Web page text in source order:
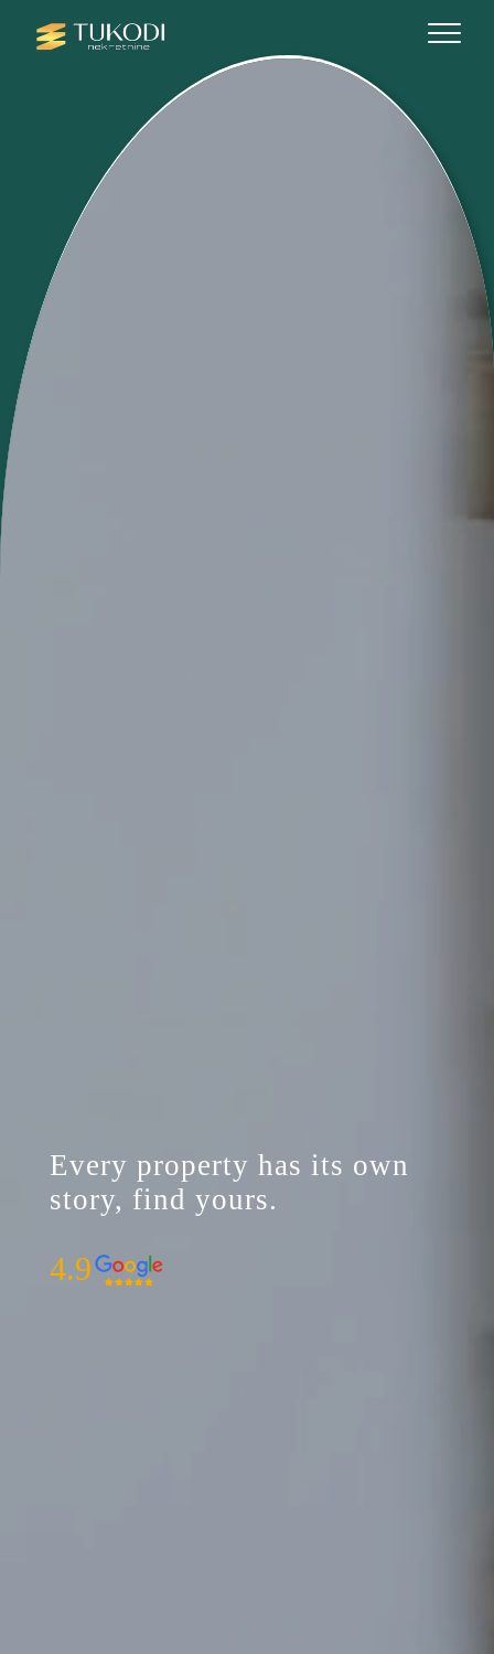
Every property has its own
story, find yours.
4.9